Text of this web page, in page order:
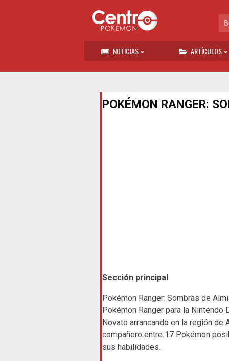
NOTICIAS ARTÍCULOS
POKÉMON RANGER:
Sección principal
Pokémon Ranger: Sombras de
Pokémon Ranger para la Nintendo
Novato arrancando en la región de
compañero entre 17 Pokémon
sus habilidades.